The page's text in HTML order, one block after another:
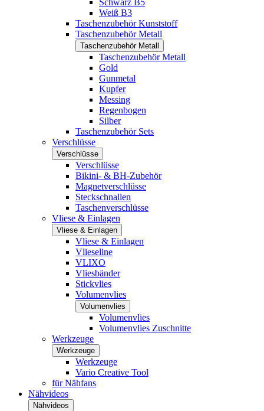
Schwarz B5
Weiß B3
Taschenzubehör Kunststoff
Taschenzubehör Metall
Taschenzubehör Metall
Taschenzubehör Metall
Gold
Gunmetal
Kupfer
Messing
Regenbogen
Silber
Taschenzubehör Sets
Verschlüsse
Verschlüsse
Verschlüsse
Bikini- & BH-Zubehör
Magnetverschlüsse
Steckschnallen
Taschenverschlüsse
Vliese & Einlagen
Vliese & Einlagen
Vliese & Einlagen
Vlieseline
VLIXO
Vliesbänder
Stickvlies
Volumenvlies
Volumenvlies
Volumenvlies
Volumenvlies Zuschnitte
Werkzeuge
Werkzeuge
Werkzeuge
Vario Creative Tool
für Nähfans
Nähvideos
Nähvideos